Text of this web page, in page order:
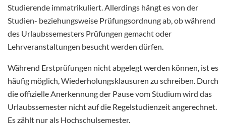
Studierende immatrikuliert. Allerdings hängt es von der
Studien- beziehungsweise Prüfungsordnung ab, ob während
des Urlaubssemesters Prüfungen gemacht oder
Lehrveranstaltungen besucht werden dürfen.
Während Erstprüfungen nicht abgelegt werden können, ist es
häufig möglich, Wiederholungsklausuren zu schreiben. Durch
die offizielle Anerkennung der Pause vom Studium wird das
Urlaubssemester nicht auf die Regelstudienzeit angerechnet.
Es zählt nur als Hochschulsemester.